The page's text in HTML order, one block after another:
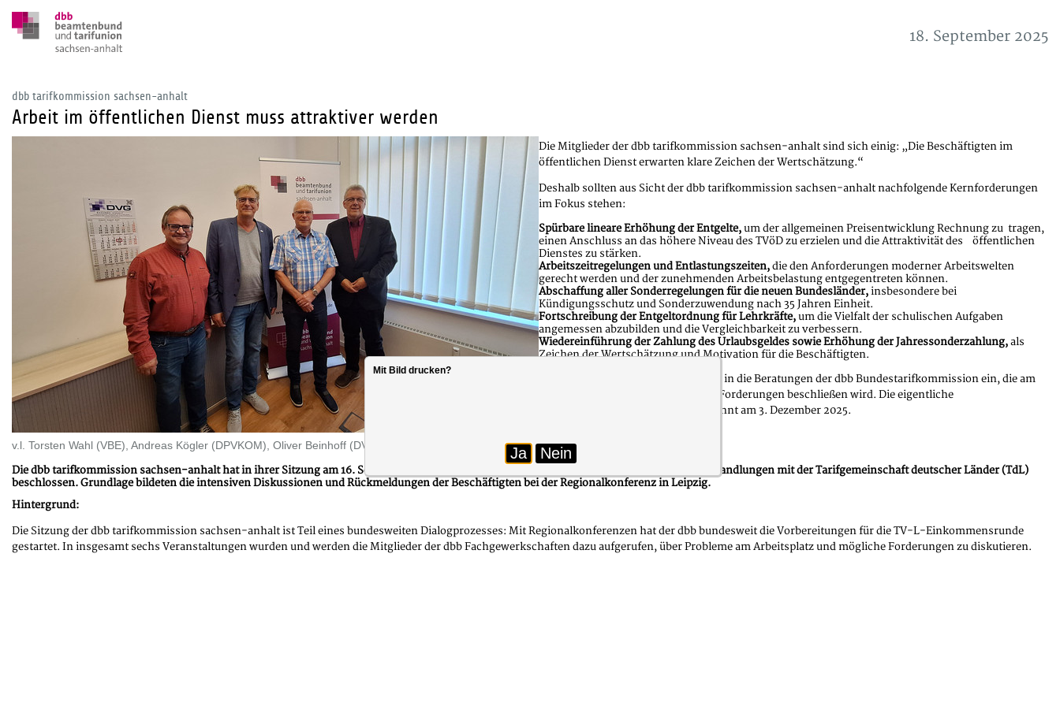
18. September 2025
dbb tarifkommission sachsen-anhalt
Arbeit im öffentlichen Dienst muss attraktiver werden
v.l. Torsten Wahl (VBE), Andreas Kögler (DPVKOM), Oliver Beinhoff (DVG) sowie Ulrich Stock, (Landesvorsitzender dbb sachsen-anhalt).
Die dbb tarifkommission sachsen-anhalt hat in ihrer Sitzung am 16. September 2025 zentrale Forderungen für die bevorstehenden Tarifverhandlungen mit der Tarifgemeinschaft deutscher Länder (TdL)
beschlossen. Grundlage bildeten die intensiven Diskussionen und Rückmeldungen der Beschäftigten bei der Regionalkonferenz in Leipzig.
Die Mitglieder der dbb tarifkommission sachsen-anhalt sind sich einig: „Die Beschäftigten im
öffentlichen Dienst erwarten klare Zeichen der Wertschätzung.“
Deshalb sollten aus Sicht der dbb tarifkommission sachsen-anhalt nachfolgende Kernforderungen
im Fokus stehen:
Spürbare lineare Erhöhung der Entgelte,um der allgemeinen Preisentwicklung Rechnung zu tragen,
einen Anschluss an das höhere Niveau des TVöD zu erzielen und die Attraktivität des öffentlichen
Dienstes zu stärken.
Arbeitszeitregelungen und Entlastungszeiten,die den Anforderungen moderner Arbeitswelten
gerecht werden und der zunehmenden Arbeitsbelastung entgegentreten können.
Abschaffung aller Sonderregelungen für die neuen Bundesländer,insbesondere bei
Kündigungsschutz und Sonderzuwendung nach 35 Jahren Einheit.
Fortschreibung der Entgeltordnung für Lehrkräfte,um die Vielfalt der schulischen Aufgaben
angemessen abzubilden und die Vergleichbarkeit zu verbessern.
Wiedereinführung der Zahlung des Urlaubsgeldes sowie Erhöhung der Jahressonderzahlung,als
Zeichen der Wertschätzung und Motivation für die Beschäftigten.
Die gesammelten Ergebnisse fließen in die Beratungen der dbb Bundestarifkommission ein, die am
17. November 2025 die endgültigen Forderungen beschließen wird. Die eigentliche
Einkommensrunde mit der TdL beginnt am 3. Dezember 2025.
Hintergrund:
Die Sitzung der dbb tarifkommission sachsen-anhalt ist Teil eines bundesweiten Dialogprozesses: Mit Regionalkonferenzen hat der dbb bundesweit die Vorbereitungen für die TV-L-Einkommensrunde
gestartet. In insgesamt sechs Veranstaltungen wurden und werden die Mitglieder der dbb Fachgewerkschaften dazu aufgerufen, über Probleme am Arbeitsplatz und mögliche Forderungen zu diskutieren.
Mit Bild drucken?
Ja Nein